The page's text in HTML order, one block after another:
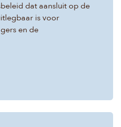
dat aansluit op de
is voor
en de